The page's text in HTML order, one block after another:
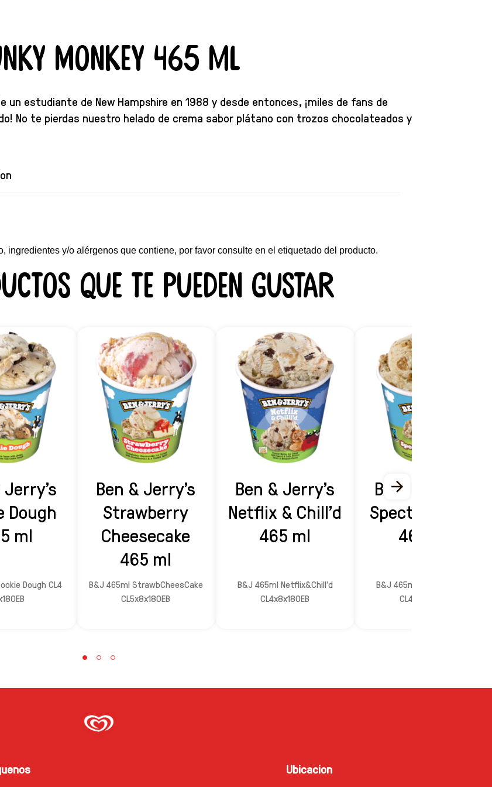
Monkey 465 ml
estudiante de New Hampshire en 1988 y desde entonces, ¡miles de fans de
No te pierdas nuestro helado de crema sabor plátano con trozos chocolateados y
ingredientes y/o alérgenos que contiene, por favor consulte en el etiquetado del producto.
que te pueden gustar
Jerry's
Dough
ml
Dough CL4
Ben & Jerry's
Strawberry
Cheesecake
465 ml
B&J 465ml StrawbCheesCake
CL5x8x180EB
Ben & Jerry's
Netflix & Chill'd
465 ml
B&J 465ml Netflix&Chill'd
CL4x8x180EB
Ben & Jerry's
Spectacu-love
465 ml
B&J 465ml Spectaculove
CL4x8x180EB
Ubicacion